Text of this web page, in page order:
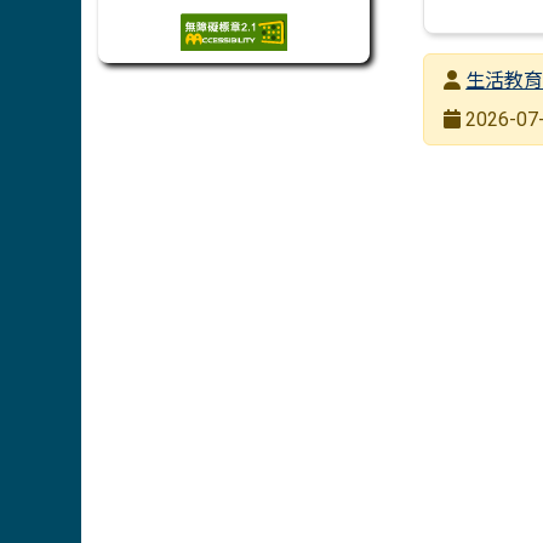
發布者生活教
發布日期
2026-